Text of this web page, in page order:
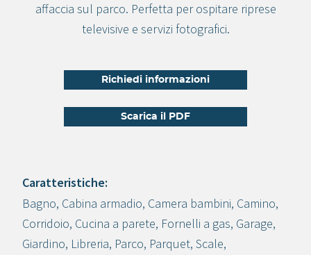
affaccia sul parco. Perfetta per ospitare riprese
televisive e servizi fotografici.
Richiedi informazioni
Scarica il PDF
Crea progetto
Caratteristiche:
Bagno, Cabina armadio, Camera bambini, Camino,
Corridoio, Cucina a parete, Fornelli a gas, Garage,
Giardino, Libreria, Parco, Parquet, Scale,